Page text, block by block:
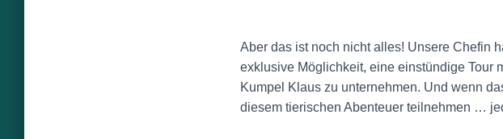
Aber das ist noch nicht alles! Unsere Chefin
exklusive Möglichkeit, eine einstündige Tour
Kumpel Klaus zu unternehmen. Und wenn
diesem tierischen Abenteuer teilnehmen …